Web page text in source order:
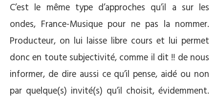
C’est le même type d’approches qu’il a sur les
ondes, France-Musique pour ne pas la nommer.
Producteur, on lui laisse libre cours et lui permet
donc en toute subjectivité, comme il dit !! de nous
informer, de dire aussi ce qu’il pense, aidé ou non
par quelque(s) invité(s) qu’il choisit, évidemment.